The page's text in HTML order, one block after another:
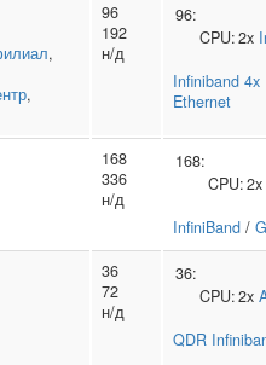
,
,
96
192
н/д
96:
CPU:2x
Infiniband 4x
Ethernet
168
336
н/д
168:
CPU:2x
InfiniBand /
36
72
н/д
36:
CPU:2x
QDR